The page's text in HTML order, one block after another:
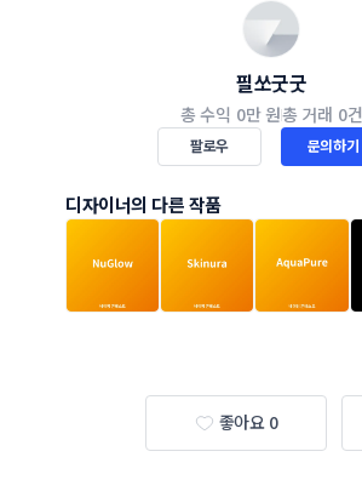
필쏘굿굿
총 수익 0만 원총 거래 0건
팔로우 문의하기
디자이너의 다른 작품
좋아요 0